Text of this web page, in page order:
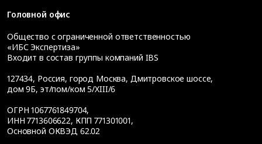
Головной офис
Общество с ограниченной ответственностью
«ИБС Экспертиза»
Входит в состав группы компаний IBS
127434, Россия, город Москва, Дмитровское шоссе,
дом 9Б, эт/пом/ком 5/XIII/6
ОГРН 1067761849704,
ИНН 7713606622, КПП 771301001,
Основной ОКВЭД 62.02